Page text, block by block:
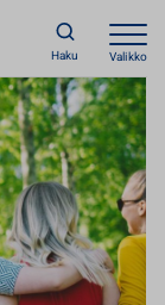
Haku Valikko